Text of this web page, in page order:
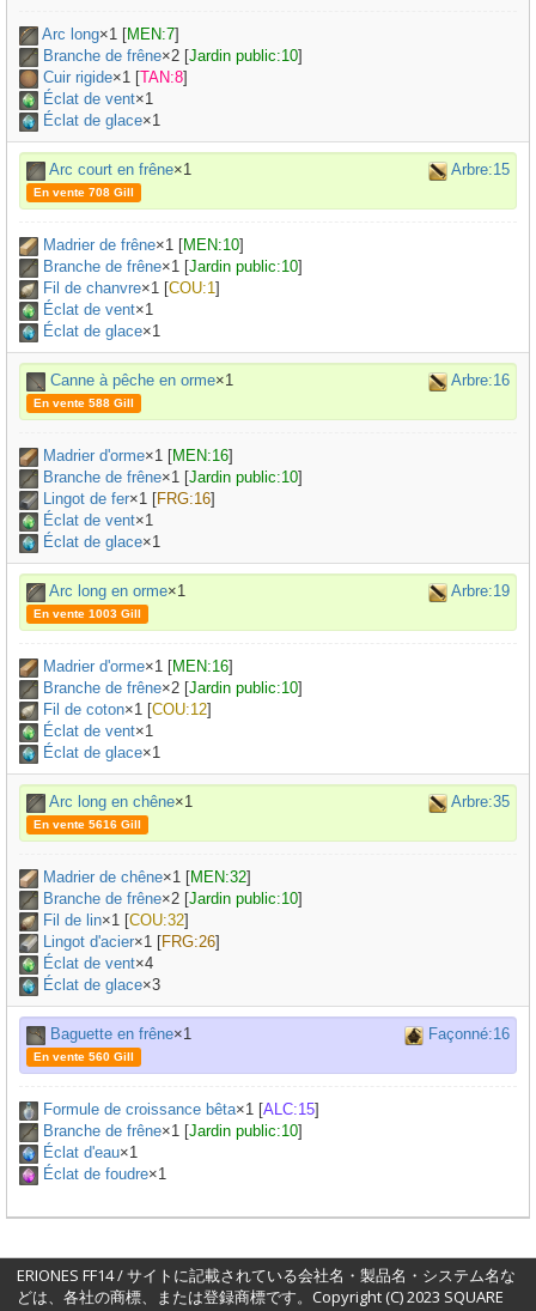
Arc long×1 [MEN:7]
Branche de frêne×2 [Jardin public:10]
Cuir rigide×1 [TAN:8]
Éclat de vent×1
Éclat de glace×1
Arc court en frêne×1 Arbre:15
En vente 708 Gill
Madrier de frêne×1 [MEN:10]
Branche de frêne×1 [Jardin public:10]
Fil de chanvre×1 [COU:1]
Éclat de vent×1
Éclat de glace×1
Canne à pêche en orme×1 Arbre:16
En vente 588 Gill
Madrier d'orme×1 [MEN:16]
Branche de frêne×1 [Jardin public:10]
Lingot de fer×1 [FRG:16]
Éclat de vent×1
Éclat de glace×1
Arc long en orme×1 Arbre:19
En vente 1003 Gill
Madrier d'orme×1 [MEN:16]
Branche de frêne×2 [Jardin public:10]
Fil de coton×1 [COU:12]
Éclat de vent×1
Éclat de glace×1
Arc long en chêne×1 Arbre:35
En vente 5616 Gill
Madrier de chêne×1 [MEN:32]
Branche de frêne×2 [Jardin public:10]
Fil de lin×1 [COU:32]
Lingot d'acier×1 [FRG:26]
Éclat de vent×4
Éclat de glace×3
Baguette en frêne×1 Façonné:16
En vente 560 Gill
Formule de croissance bêta×1 [ALC:15]
Branche de frêne×1 [Jardin public:10]
Éclat d'eau×1
Éclat de foudre×1
ERIONES FF14 / サイトに記載されている会社名・製品名・システム名な
どは、各社の商標、または登録商標です。Copyright (C) 2023 SQUARE